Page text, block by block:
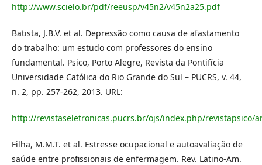
http://www.scielo.br/pdf/reeusp/v45n2/v45n2a25.pdf
Batista, J.B.V. et al. Depressão como causa de afastamento
do trabalho: um estudo com professores do ensino
fundamental. Psico, Porto Alegre, Revista da Pontifícia
Universidade Católica do Rio Grande do Sul – PUCRS, v. 44,
n. 2, pp. 257-262, 2013. URL:
http://revistaseletronicas.pucrs.br/ojs/index.php/revistapsico/
Filha, M.M.T. et al. Estresse ocupacional e autoavaliação de
saúde entre profissionais de enfermagem. Rev. Latino-Am.